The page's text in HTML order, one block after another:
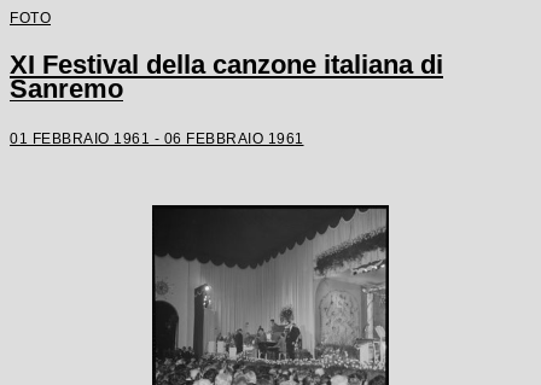
FOTO
XI Festival della canzone italiana di
Sanremo
01 FEBBRAIO 1961 - 06 FEBBRAIO 1961